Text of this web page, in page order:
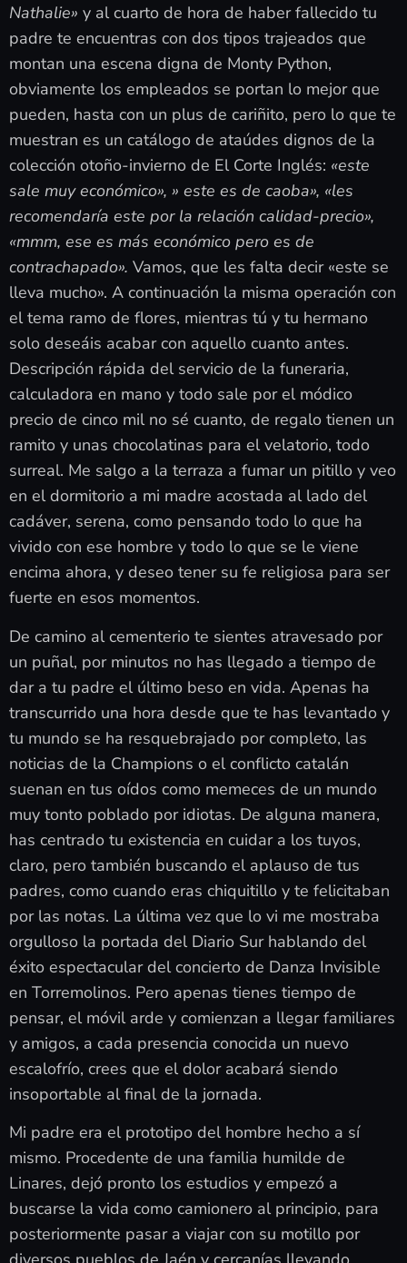
Nathalie» y al cuarto de hora de haber fallecido tu
padre te encuentras con dos tipos trajeados que
montan una escena digna de Monty Python,
obviamente los empleados se portan lo mejor que
pueden, hasta con un plus de cariñito, pero lo que te
muestran es un catálogo de ataúdes dignos de la
colección otoño-invierno de El Corte Inglés: «este
sale muy económico», » este es de caoba», «les
recomendaría este por la relación calidad-precio»,
«mmm, ese es más económico pero es de
contrachapado». Vamos, que les falta decir «este se
lleva mucho». A continuación la misma operación con
el tema ramo de flores, mientras tú y tu hermano
solo deseáis acabar con aquello cuanto antes.
Descripción rápida del servicio de la funeraria,
calculadora en mano y todo sale por el módico
precio de cinco mil no sé cuanto, de regalo tienen un
ramito y unas chocolatinas para el velatorio, todo
surreal. Me salgo a la terraza a fumar un pitillo y veo
en el dormitorio a mi madre acostada al lado del
cadáver, serena, como pensando todo lo que ha
vivido con ese hombre y todo lo que se le viene
encima ahora, y deseo tener su fe religiosa para ser
fuerte en esos momentos.
De camino al cementerio te sientes atravesado por
un puñal, por minutos no has llegado a tiempo de
dar a tu padre el último beso en vida. Apenas ha
transcurrido una hora desde que te has levantado y
tu mundo se ha resquebrajado por completo, las
noticias de la Champions o el conflicto catalán
suenan en tus oídos como memeces de un mundo
muy tonto poblado por idiotas. De alguna manera,
has centrado tu existencia en cuidar a los tuyos,
claro, pero también buscando el aplauso de tus
padres, como cuando eras chiquitillo y te felicitaban
por las notas. La última vez que lo vi me mostraba
orgulloso la portada del Diario Sur hablando del
éxito espectacular del concierto de Danza Invisible
en Torremolinos. Pero apenas tienes tiempo de
pensar, el móvil arde y comienzan a llegar familiares
y amigos, a cada presencia conocida un nuevo
escalofrío, crees que el dolor acabará siendo
insoportable al final de la jornada.
Mi padre era el prototipo del hombre hecho a sí
mismo. Procedente de una familia humilde de
Linares, dejó pronto los estudios y empezó a
buscarse la vida como camionero al principio, para
posteriormente pasar a viajar con su motillo por